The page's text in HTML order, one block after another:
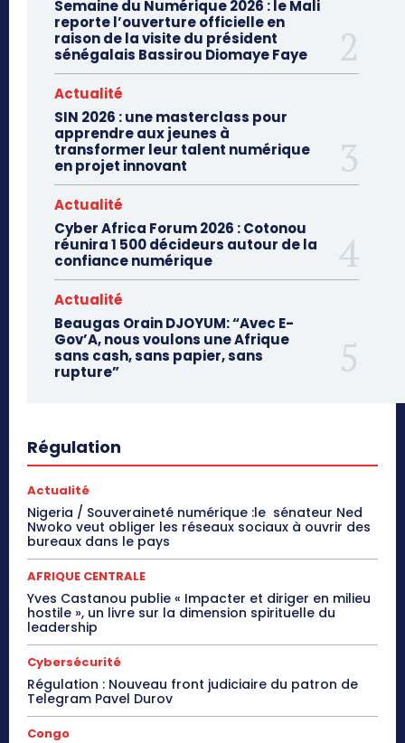
Semaine du Numérique 2026 : le Mali
reporte l’ouverture officielle en
raison de la visite du président
sénégalais Bassirou Diomaye Faye
Actualité
SIN 2026 : une masterclass pour
apprendre aux jeunes à
transformer leur talent numérique
en projet innovant
Actualité
Cyber Africa Forum 2026 : Cotonou
réunira 1 500 décideurs autour de la
confiance numérique
Actualité
Beaugas Orain DJOYUM: “Avec E-
Gov’A, nous voulons une Afrique
sans cash, sans papier, sans
rupture”
Régulation
Actualité
Nigeria / Souveraineté numérique :le sénateur Ned
Nwoko veut obliger les réseaux sociaux à ouvrir des
bureaux dans le pays
AFRIQUE CENTRALE
Yves Castanou publie « Impacter et diriger en milieu
hostile », un livre sur la dimension spirituelle du
leadership
Cybersécurité
Régulation : Nouveau front judiciaire du patron de
Telegram Pavel Durov
Congo